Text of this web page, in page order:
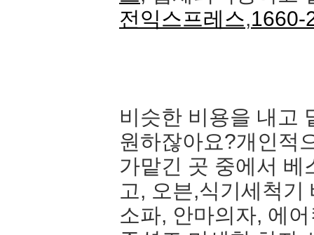
전익스프레스,1660-
비슷한 비용을 내고
원하잖아요?개인적
가맡긴 곳 중에서 베
고, 오븐,식기세척
소파, 안마의자, 에